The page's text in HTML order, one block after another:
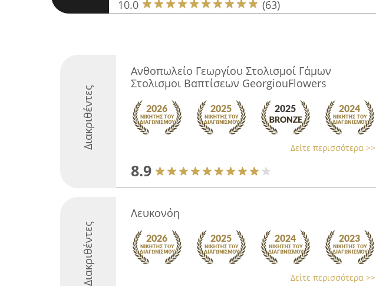
10.0 (63)
Διακριθέντες
Ανθοπωλείο Γεωργίου Στολισμοί Γάμων
Στολισμοι Βαπτίσεων GeorgiouFlowers
Δείτε περισσότερα >>
8.9
Διακριθέντες
Λευκονόη
Δείτε περισσότερα >>